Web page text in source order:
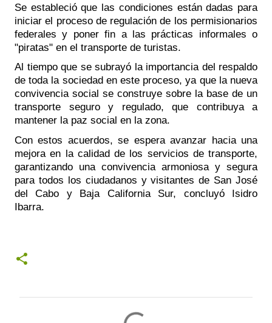
Se estableció que las condiciones están dadas para
iniciar el proceso de regulación de los permisionarios
federales y poner fin a las prácticas informales o
"piratas" en el transporte de turistas.
Al tiempo que se subrayó la importancia del respaldo
de toda la sociedad en este proceso, ya que la nueva
convivencia social se construye sobre la base de un
transporte seguro y regulado, que contribuya a
mantener la paz social en la zona.
Con estos acuerdos, se espera avanzar hacia una
mejora en la calidad de los servicios de transporte,
garantizando una convivencia armoniosa y segura
para todos los ciudadanos y visitantes de San José
del Cabo y Baja California Sur, concluyó Isidro
Ibarra.